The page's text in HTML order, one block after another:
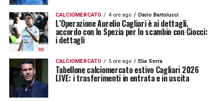
CALCIOMERCATO 4 ore ago Dario Bartolucci
L’Operazione Aurelio Cagliari è ai dettagli,
accordo con lo Spezia per lo scambio con Ciocci:
i dettagli
CALCIOMERCATO 5 ore ago Elia Serra
Tabellone calciomercato estivo Cagliari 2026
LIVE: i trasferimenti in entrata e in uscita